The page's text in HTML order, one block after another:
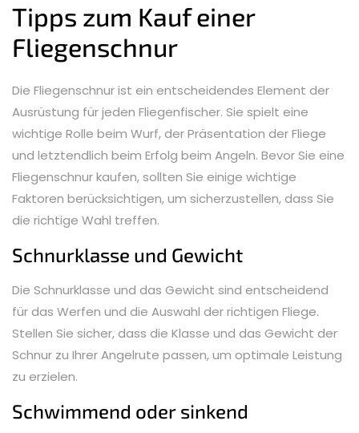
Tipps zum Kauf einer
Fliegenschnur
Die Fliegenschnur ist ein entscheidendes Element der
Ausrüstung für jeden Fliegenfischer. Sie spielt eine
wichtige Rolle beim Wurf, der Präsentation der Fliege
und letztendlich beim Erfolg beim Angeln. Bevor Sie eine
Fliegenschnur kaufen, sollten Sie einige wichtige
Faktoren berücksichtigen, um sicherzustellen, dass Sie
die richtige Wahl treffen.
Schnurklasse und Gewicht
Die Schnurklasse und das Gewicht sind entscheidend
für das Werfen und die Auswahl der richtigen Fliege.
Stellen Sie sicher, dass die Klasse und das Gewicht der
Schnur zu Ihrer Angelrute passen, um optimale Leistung
zu erzielen.
Schwimmend oder sinkend